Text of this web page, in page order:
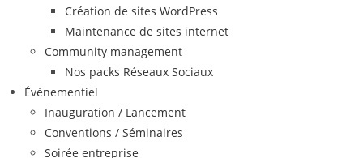
Création de sites WordPress
Maintenance de sites internet
Community management
Nos packs Réseaux Sociaux
Événementiel
Inauguration / Lancement
Conventions / Séminaires
Soirée entreprise